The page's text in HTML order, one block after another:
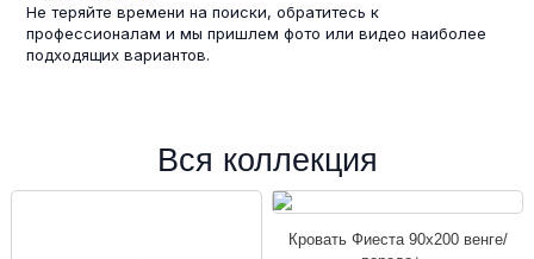
Не теряйте времени на поиски, обратитесь к
профессионалам и мы пришлем фото или видео наиболее
подходящих вариантов.
Вся коллекция
Кровать Фиеста 90х200 венге/